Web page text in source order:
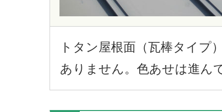
トタン屋根面（瓦棒タイプ
ありません。色あせは進ん